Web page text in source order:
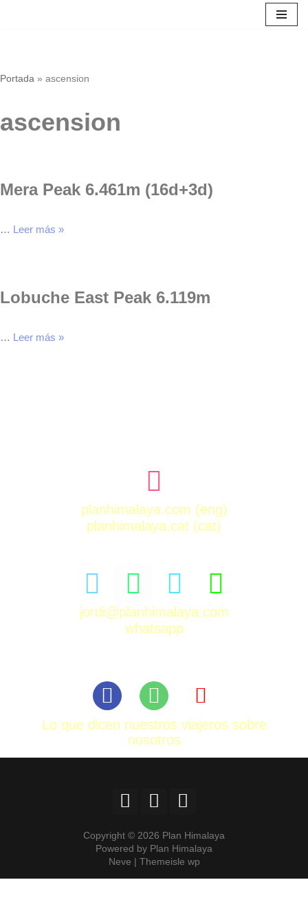
Portada » ascension
ascension
Mera Peak 6.461m (16d+3d)
… Leer más »
Lobuche East Peak 6.119m
… Leer más »
planhimalaya.com (eng)
planhimalaya.cat (cat)
jordi@planhimalaya.com
whatsapp
Lo que dicen nuestros viajeros sobre
nosotros
Copyright © 2026 Plan Himalaya
Powered by Plan Himalaya
Neve | Themeisle wp